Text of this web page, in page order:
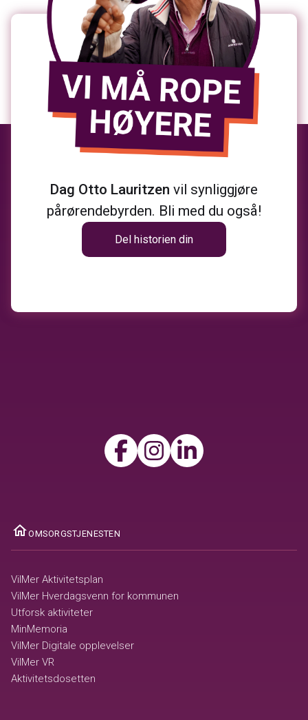
Dag Otto Lauritzen vil synliggjøre
pårørendebyrden. Bli med du også!
Del historien din
OMSORGSTJENESTEN
VilMer Aktivitetsplan
VilMer Hverdagsvenn for kommunen
Utforsk aktiviteter
MinMemoria
VilMer Digitale opplevelser
VilMer VR
Aktivitetsdosetten